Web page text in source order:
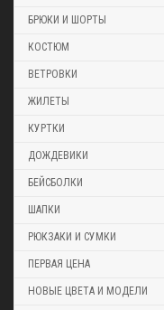
БРЮКИ И ШОРТЫ
КОСТЮМ
ВЕТРОВКИ
ЖИЛЕТЫ
КУРТКИ
ДОЖДЕВИКИ
БЕЙСБОЛКИ
ШАПКИ
РЮКЗАКИ И СУМКИ
ПЕРВАЯ ЦЕНА
НОВЫЕ ЦВЕТА И МОДЕЛИ